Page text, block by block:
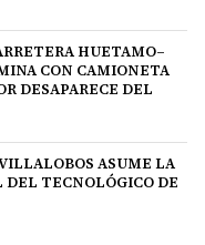
HUETAMO–
CON CAMIONETA
DESAPARECE DEL
ASUME LA
DEL TECNOLÓGICO DE